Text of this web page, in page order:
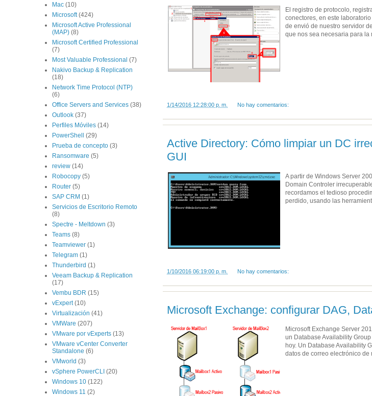
El registro de protocolo,
conectores, en este
de envió de nuestro servidor
que nos sea necesaria para la
1/14/2016 12:28:00 p. m. No hay comentarios:
Active Directory: Cómo limpiar un DC
GUI
A partir de Windows Server
Domain Controler
recordamos el tedioso
perdido, usando las
1/10/2016 06:19:00 p. m. No hay comentarios:
Microsoft Exchange: configurar DAG,
Microsoft Exchange Server
un Database Availability
hoy. Un Database Availability
datos de correo electrónico de
Mac (10)
Microsoft (424)
Microsoft Active Professional
(MAP) (8)
Microsoft Certified Professional
(7)
Most Valuable Professional (7)
Nakivo Backup & Replication
(18)
Network Time Protocol (NTP)
(6)
Office Servers and Services (38)
Outlook (37)
Perfiles Móviles (14)
PowerShell (29)
Prueba de concepto (3)
Ransomware (5)
review (14)
Robocopy (5)
Router (5)
SAP CRM (1)
Servicios de Escritorio Remoto
(8)
Spectre - Meltdown (3)
Teams (8)
Teamviewer (1)
Telegram (1)
Thunderbird (1)
Veeam Backup & Replication
(17)
Vembu BDR (15)
vExpert (10)
Virtualización (41)
VMWare (207)
VMware por vExperts (13)
VMware vCenter Converter
Standalone (6)
VMworld (3)
vSphere PowerCLI (20)
Windows 10 (122)
Windows 11 (2)